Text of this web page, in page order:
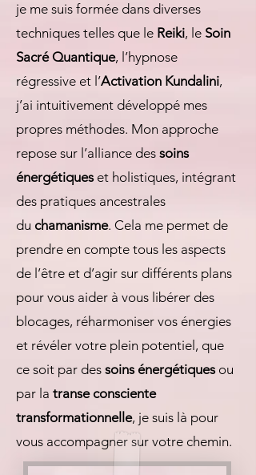
je me suis formée dans diverses
techniques telles que le Reiki, le Soin
Sacré Quantique, l’hypnose
régressive et l’Activation Kundalini,
j’ai intuitivement développé mes
propres méthodes. Mon approche
repose sur l’alliance des soins
énergétiqueset holistiques, intégrant
des pratiques ancestrales
du chamanisme. Cela me permet de
prendre en compte tous les aspects
de l’être et d’agir sur différents plans
pour vous aider à vous libérer des
blocages, réharmoniser vos énergies
et révéler votre plein potentiel, que
ce soit par des soins énergétiques ou
par la transe consciente
transformationnelle, je suis là pour
vous accompagner sur votre chemin.